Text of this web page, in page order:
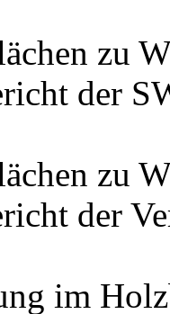
zu
der
zu
der
im